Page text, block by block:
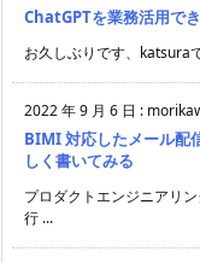
ChatGPTを業務活用で
お久しぶりです、katsura
2022 年 9 月 6 日 :
BIMI 対応したメール配
しく書いてみる
プロダクトエンジニアリ
行 ...